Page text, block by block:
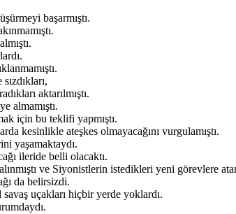
başarmıştı.
aktarılmıştı.
almamıştı.
için bu teklifi yapmıştı.
kesinlikle ateşkes olmayacağını vurgulamıştı.
yaşamaktaydı.
ileride belli olacaktı.
ve Siyonistlerin istedikleri yeni görevlere
da belirsizdi.
uçakları hiçbir yerde yoklardı.